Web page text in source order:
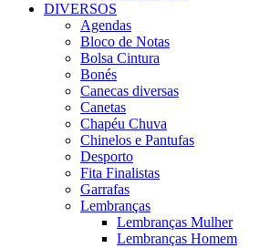
DIVERSOS
Agendas
Bloco de Notas
Bolsa Cintura
Bonés
Canecas diversas
Canetas
Chapéu Chuva
Chinelos e Pantufas
Desporto
Fita Finalistas
Garrafas
Lembranças
Lembranças Mulher
Lembranças Homem